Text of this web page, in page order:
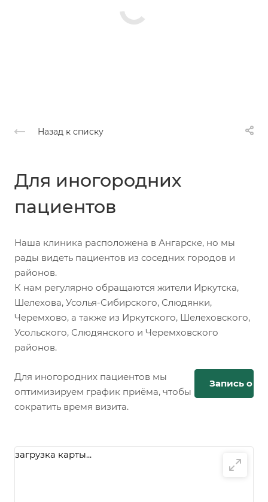
Назад к списку
Для иногородних
пациентов
Наша клиника расположена в Ангарске, но мы
рады видеть пациентов из соседних городов и
районов.
К нам регулярно обращаются жители Иркутска,
Шелехова, Усолья-Сибирского, Слюдянки,
Черемхово, а также из Иркутского, Шелеховского,
Усольского, Слюдянского и Черемховского
районов.
Для иногородних пациентов мы
оптимизируем график приёма, чтобы
сократить время визита.
Запись
загрузка карты...